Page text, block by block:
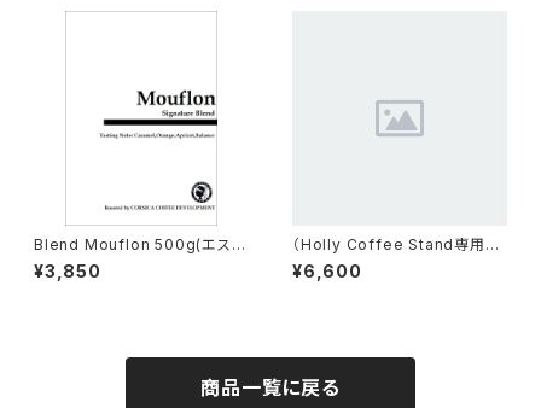
Blend Mouflon 500g(エスプ
レッソロースト）
¥3,850
（Holly Coffee Stand専用）
オリジナルブレンド1kg
¥6,600
商品一覧に戻る